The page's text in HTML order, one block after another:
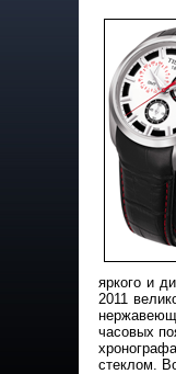
яркого и
2011
часовых
стеклом.